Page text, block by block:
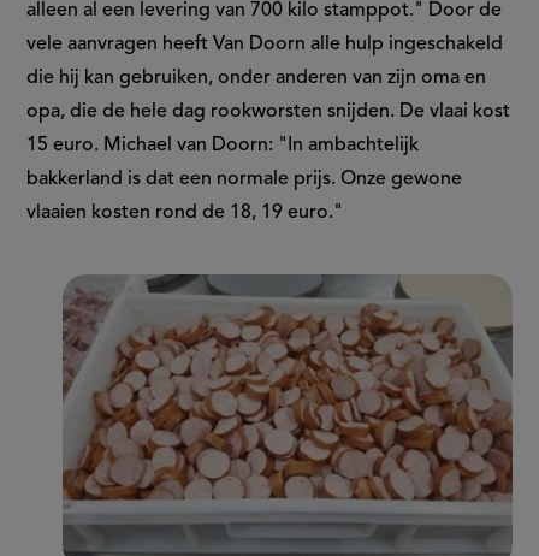
alleen al een levering van 700 kilo stamppot." Door de
vele aanvragen heeft Van Doorn alle hulp ingeschakeld
die hij kan gebruiken, onder anderen van zijn oma en
opa, die de hele dag rookworsten snijden. De vlaai kost
15 euro. Michael van Doorn: "In ambachtelijk
bakkerland is dat een normale prijs. Onze gewone
vlaaien kosten rond de 18, 19 euro."